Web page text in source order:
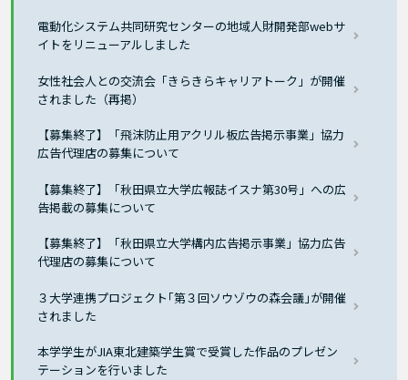
電動化システム共同研究センターの地域人財開発部webサ
イトをリニューアルしました
女性社会人との交流会「きらきらキャリアトーク」が開催
されました（再掲）
【募集終了】「飛沫防止用アクリル板広告掲示事業」協力
広告代理店の募集について
【募集終了】「秋田県立大学広報誌イスナ第30号」への広
告掲載の募集について
【募集終了】「秋田県立大学構内広告掲示事業」協力広告
代理店の募集について
３大学連携プロジェクト｢第３回ソウゾウの森会議｣が開催
されました
本学学生がJIA東北建築学生賞で受賞した作品のプレゼン
テーションを行いました